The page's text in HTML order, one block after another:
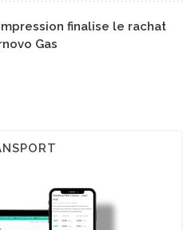
finalise le rachat
Gas